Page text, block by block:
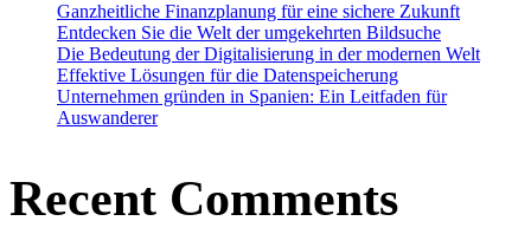
Ganzheitliche Finanzplanung für eine sichere Zukunft
Entdecken Sie die Welt der umgekehrten Bildsuche
Die Bedeutung der Digitalisierung in der modernen Welt
Effektive Lösungen für die Datenspeicherung
Unternehmen gründen in Spanien: Ein Leitfaden für
Auswanderer
Recent Comments